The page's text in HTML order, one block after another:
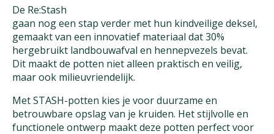
De Re:Stash
gaan nog een stap verder met hun kindveilige deksel,
gemaakt van een innovatief materiaal dat 30%
hergebruikt landbouwafval en hennepvezels bevat.
Dit maakt de potten niet alleen praktisch en veilig,
maar ook milieuvriendelijk.
Met STASH-potten kies je voor duurzame en
betrouwbare opslag van je kruiden. Het stijlvolle en
functionele ontwerp maakt deze potten perfect voor